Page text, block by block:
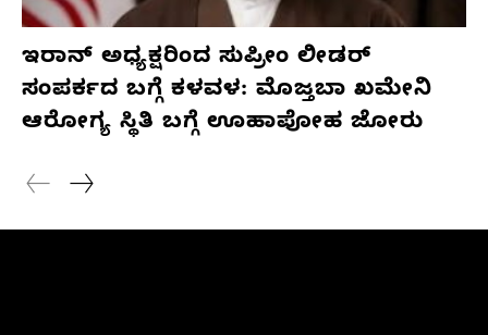
ಇರಾನ್ ಅಧ್ಯಕ್ಷರಿಂದ ಸುಪ್ರೀಂ ಲೀಡರ್
ಸಂಪರ್ಕದ ಬಗ್ಗೆ ಕಳವಳ: ಮೊಜ್ತಬಾ ಖಮೇನಿ
ಆರೋಗ್ಯ ಸ್ಥಿತಿ ಬಗ್ಗೆ ಊಹಾಪೋಹ ಜೋರು